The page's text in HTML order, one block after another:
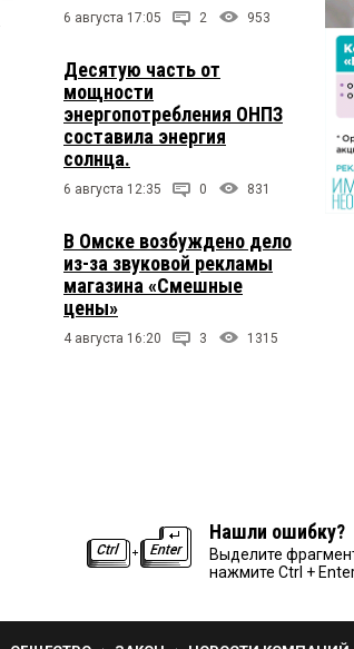
6 августа 17:05 2 953
Десятую часть от
мощности
энергопотребления ОНПЗ
составила энергия
солнца.
6 августа 12:35 0 831
В Омске возбуждено дело
из-за звуковой рекламы
магазина «Смешные
цены»
4 августа 16:20 3 1315
Нашли ошибку?
Выделите
нажмите Ctrl +